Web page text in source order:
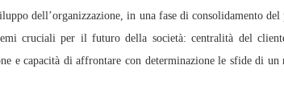
dell’organizzazione, in una fase di consolidamento
cruciali per il futuro della società: centralità del
e capacità di affrontare con determinazione le sfide di